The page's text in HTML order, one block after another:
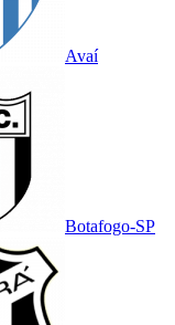
Avaí
Botafogo-SP